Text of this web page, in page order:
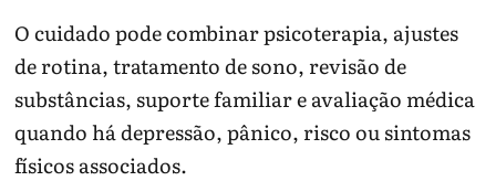
O cuidado pode combinar psicoterapia, ajustes
de rotina, tratamento de sono, revisão de
substâncias, suporte familiar e avaliação médica
quando há depressão, pânico, risco ou sintomas
físicos associados.